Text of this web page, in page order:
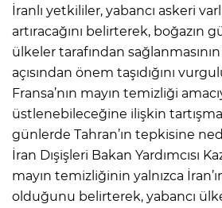
İranlı yetkililer, yabancı askeri
artıracağını belirterek, boğazın
ülkeler tarafından sağlanmasının
açısından önem taşıdığını
Fransa’nın mayın temizliği
üstlenebileceğine ilişkin
günlerde Tahran’ın tepkisine
İran Dışişleri Bakan Yardımcısı
mayın temizliğinin yalnızca
olduğunu belirterek, yabancı